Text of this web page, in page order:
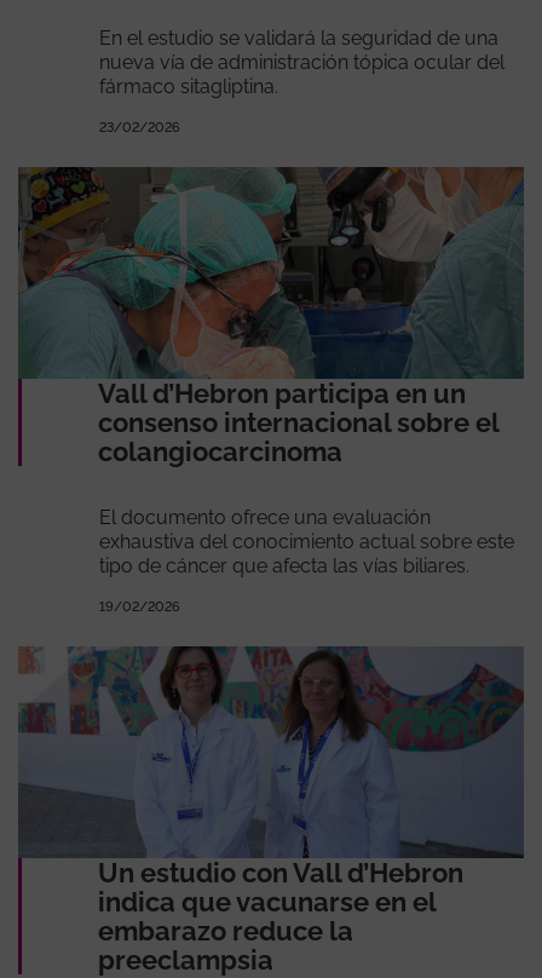
En el estudio se validará la seguridad de una
nueva vía de administración tópica ocular del
fármaco sitagliptina.
23/02/2026
Vall d’Hebron participa en un
consenso internacional sobre el
colangiocarcinoma
El documento ofrece una evaluación
exhaustiva del conocimiento actual sobre este
tipo de cáncer que afecta las vías biliares.
19/02/2026
Un estudio con Vall d’Hebron
indica que vacunarse en el
embarazo reduce la
preeclampsia